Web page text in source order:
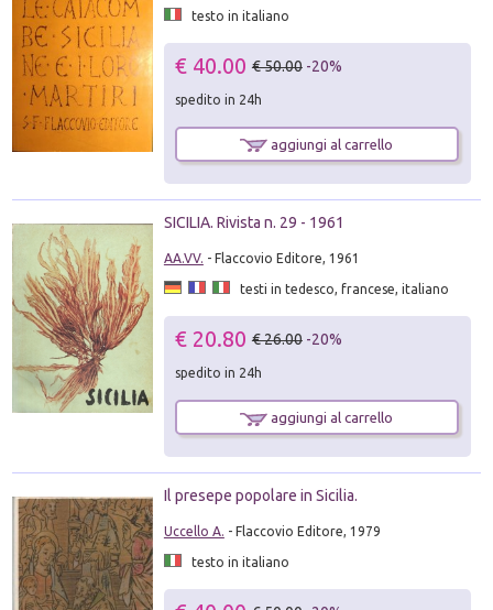
testo in italiano
€ 40.00 € 50.00 -20%
spedito in 24h
aggiungi al carrello
SICILIA. Rivista n. 29 - 1961
AA.VV. - Flaccovio Editore, 1961
testi in tedesco, francese, italiano
€ 20.80 € 26.00 -20%
spedito in 24h
aggiungi al carrello
Il presepe popolare in Sicilia.
Uccello A. - Flaccovio Editore, 1979
testo in italiano